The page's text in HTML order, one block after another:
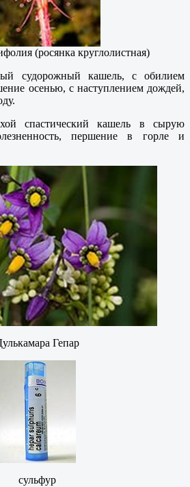
(росянка круглолистная)
судорожный кашель, с обилием
осенью, с наступлением дождей,
спастический кашель в сырую
першение в горле и
Гепар
сульфур